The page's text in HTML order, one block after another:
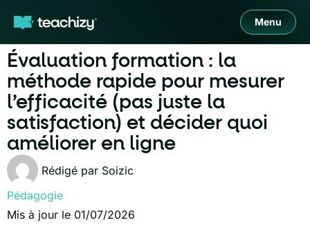
Menu
Évaluation formation : la
méthode rapide pour mesurer
l’efficacité (pas juste la
satisfaction) et décider quoi
améliorer en ligne
Rédigé par Soizic
Pédagogie
Mis à jour le 01/07/2026